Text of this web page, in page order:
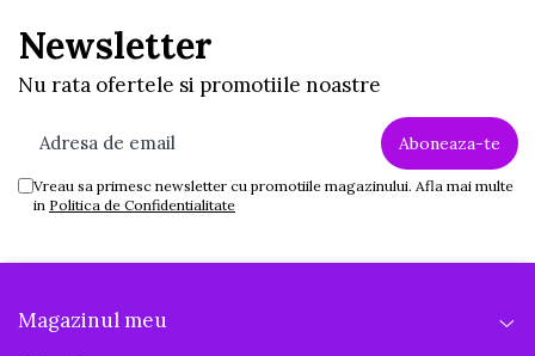
Newsletter
Nu rata ofertele si promotiile noastre
Vreau sa primesc newsletter cu promotiile magazinului. Afla mai multe
in Politica de Confidentialitate
Magazinul meu